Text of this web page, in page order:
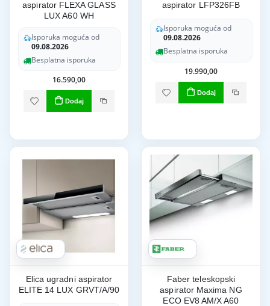
aspirator FLEXA GLASS
LUX A60 WH
Isporuka moguća od
09.08.2026
Besplatna isporuka
16.590,00
Dodaj
aspirator LFP326FB
Isporuka moguća od
09.08.2026
Besplatna isporuka
19.990,00
Dodaj
Elica ugradni aspirator
ELITE 14 LUX GRVT/A/90
Faber teleskopski
aspirator Maxima NG
ECO EV8 AM/X A60